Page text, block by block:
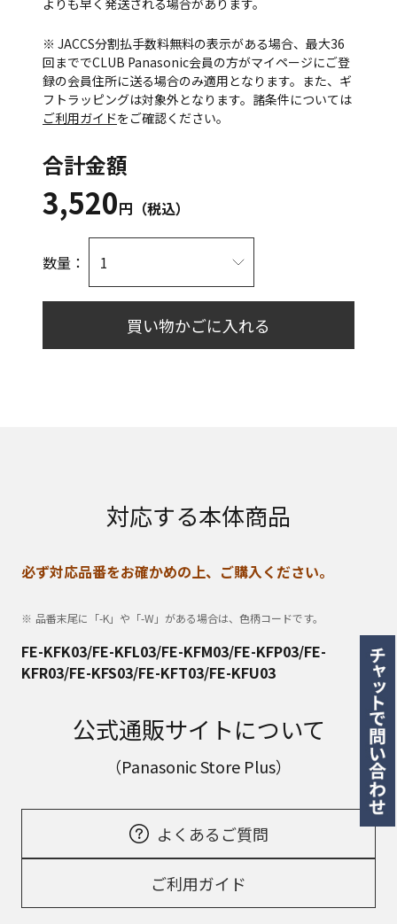
よりも早く発送される場合があります。
※ JACCS分割払手数料無料の表示がある場合、最大36
回まででCLUB Panasonic会員の方がマイページにご登
録の会員住所に送る場合のみ適用となります。また、ギ
フトラッピングは対象外となります。諸条件については
ご利用ガイドをご確認ください。
合計金額
3,520円（税込）
数量：
買い物かごに入れる
対応する本体商品
必ず対応品番をお確かめの上、ご購入ください。
品番末尾に「-K」や「-W」がある場合は、色柄コードです。
FE-KFK03/FE-KFL03/FE-KFM03/FE-KFP03/FE-
KFR03/FE-KFS03/FE-KFT03/FE-KFU03
公式通販サイトについて
（Panasonic Store Plus）
よくあるご質問
ご利用ガイド